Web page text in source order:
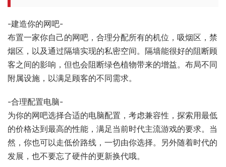
-建造你的网吧-
布置一家你自己的网吧，合理分配所有的机位，吸烟区，禁
烟区，以及通过隔墙实现的私密空间。隔墙能很好的阻断顾
客之间的影响，但也会阻断绿色植物带来的增益。布局不同
附属设施，以满足顾客的不同需求。
-合理配置电脑-
为你的网吧选择合适的电脑配置，考虑兼容性，探索用最低
的价格达到最高的性能，满足当前时代主流游戏的要求。当
然，你也可以走低价路线，一切由你选择。另外随着时代的
发展，也不要忘了硬件的更新换代哦。